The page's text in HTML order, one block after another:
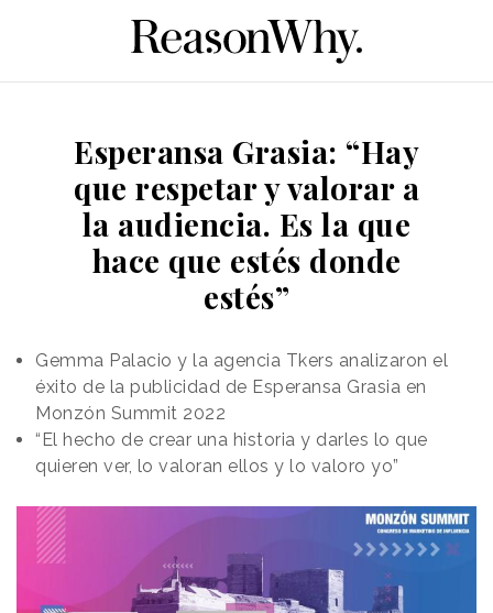
Esperansa Grasia: “Hay
que respetar y valorar a
la audiencia. Es la que
hace que estés donde
estés”
Gemma Palacio y la agencia Tkers analizaron el
éxito de la publicidad de Esperansa Grasia en
Monzón Summit 2022
“El hecho de crear una historia y darles lo que
quieren ver, lo valoran ellos y lo valoro yo”